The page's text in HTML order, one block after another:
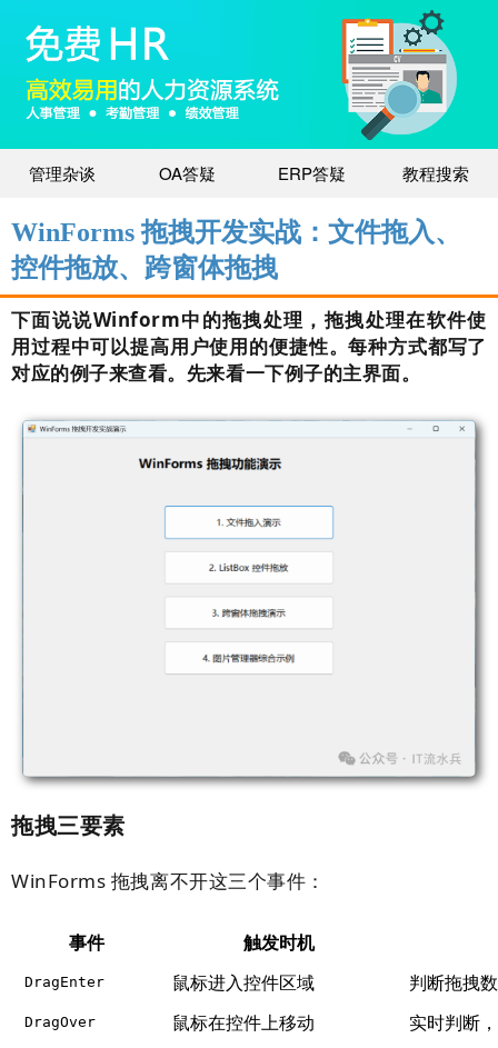
管理杂谈 OA答疑 ERP答疑 教程搜索
WinForms 拖拽开发实战：文件拖入、
控件拖放、跨窗体拖拽
下面说说Winform中的拖拽处理，拖拽处理在软件使
用过程中可以提高用户使用的便捷性。每种方式都写了
对应的例子来查看。先来看一下例子的主界面。
拖拽三要素
WinForms 拖拽离不开这三个事件：
事件 触发时机
DragEnter 鼠标进入控件区域 判断拖拽
DragOver 鼠标在控件上移动 实时判断